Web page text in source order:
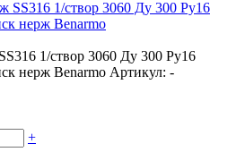
1/створ 3060 Ду 300 Ру16
нерж Benarmo Артикул: -
+